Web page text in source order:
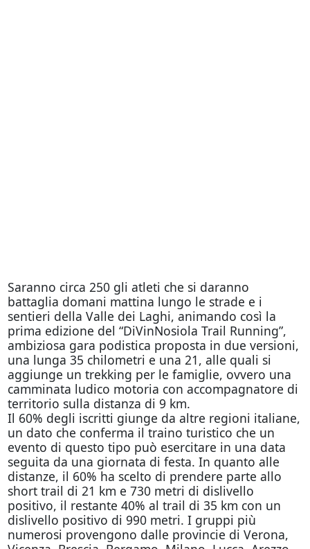
Saranno circa 250 gli atleti che si daranno
battaglia domani mattina lungo le strade e i
sentieri della Valle dei Laghi, animando così la
prima edizione del “DiVinNosiola Trail Running”,
ambiziosa gara podistica proposta in due versioni,
una lunga 35 chilometri e una 21, alle quali si
aggiunge un trekking per le famiglie, ovvero una
camminata ludico motoria con accompagnatore di
territorio sulla distanza di 9 km.
Il 60% degli iscritti giunge da altre regioni italiane,
un dato che conferma il traino turistico che un
evento di questo tipo può esercitare in una data
seguita da una giornata di festa. In quanto alle
distanze, il 60% ha scelto di prendere parte allo
short trail di 21 km e 730 metri di dislivello
positivo, il restante 40% al trail di 35 km con un
dislivello positivo di 990 metri. I gruppi più
numerosi provengono dalle provincie di Verona,